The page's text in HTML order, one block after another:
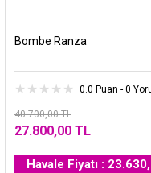
Bombe Ranza
0.0 Puan - 0
40.700,00 TL
27.800,00 TL
Havale Fiyatı :